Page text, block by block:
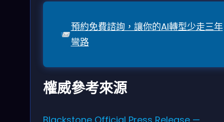
預約免費諮詢，讓你的AI轉型少走三年
彎路
權威參考來源